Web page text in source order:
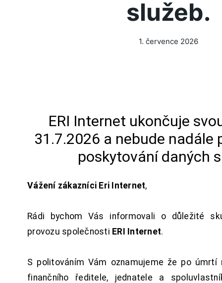
služeb.
1. července 2026
ERI Internet ukončuje
31.7.2026 a nebude nadále
poskytování daných
Vážení zákazníci Eri Internet,
Rádi bychom Vás informovali o důležité
provozu společnosti ERI Internet.
S politováním Vám oznamujeme že po úmrtí
finančního ředitele, jednatele a